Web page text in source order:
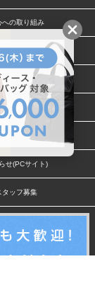
への取り組み
ん購入ガイド
CARD
ライバシー
の外部送信について
せ(PCサイト)
タッフ募集